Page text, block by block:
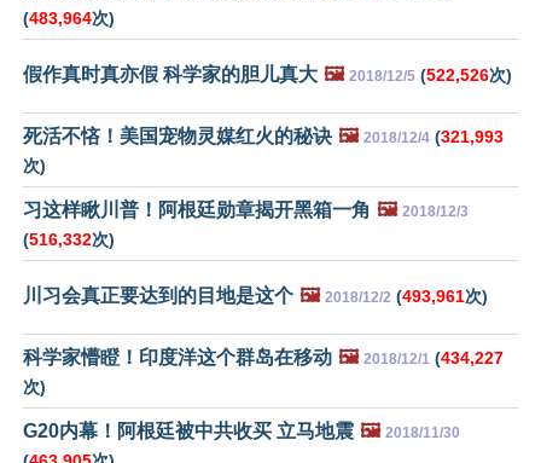
(483,964次)
假作真时真亦假 科学家的胆儿真大 🖼️ 2018/12/5 (522,526次)
死活不悋！美国宠物灵媒红火的秘诀 🖼️ 2018/12/4 (321,993
次)
习这样瞅川普！阿根廷勋章揭开黑箱一角 🖼️ 2018/12/3
(516,332次)
川习会真正要达到的目地是这个 🖼️ 2018/12/2 (493,961次)
科学家懵瞪！印度洋这个群岛在移动 🖼️ 2018/12/1 (434,227
次)
G20内幕！阿根廷被中共收买 立马地震 🖼️ 2018/11/30